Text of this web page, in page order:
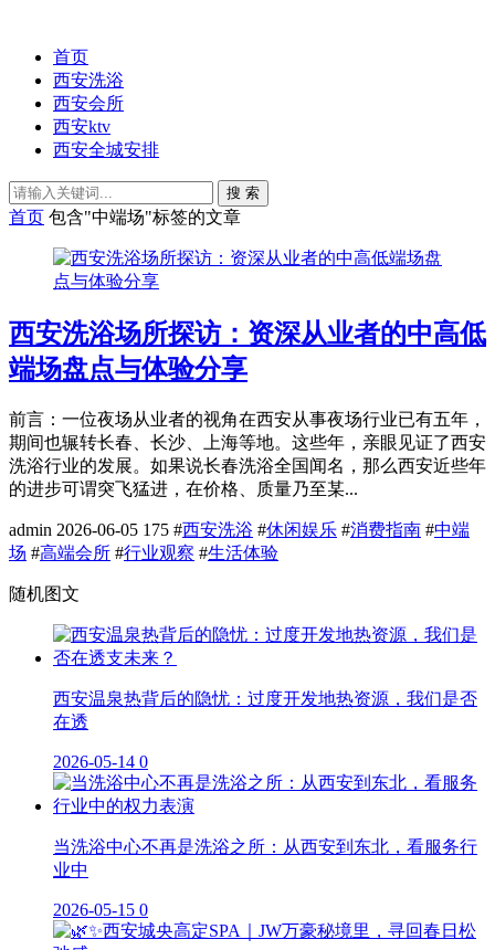
首页
西安洗浴
西安会所
西安ktv
西安全城安排
搜 索
首页 包含"中端场"标签的文章
西安洗浴场所探访：资深从业者的中高低
端场盘点与体验分享
前言：一位夜场从业者的视角在西安从事夜场行业已有五年，
期间也辗转长春、长沙、上海等地。这些年，亲眼见证了西安
洗浴行业的发展。如果说长春洗浴全国闻名，那么西安近些年
的进步可谓突飞猛进，在价格、质量乃至某...
admin 2026-06-05 175 #西安洗浴 #休闲娱乐 #消费指南 #中端
场 #高端会所 #行业观察 #生活体验
随机图文
西安温泉热背后的隐忧：过度开发地热资源，我们是否
在透
2026-05-14 0
当洗浴中心不再是洗浴之所：从西安到东北，看服务行
业中
2026-05-15 0